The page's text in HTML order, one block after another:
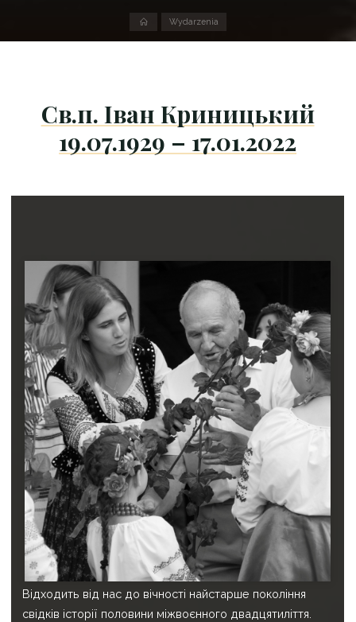
StronaWydarzenia
Св.п. Іван Криницький
19.07.1929 – 17.01.2022
Відходить від нас до вічності найстарше покоління
свідків історії половини міжвоєнного двадцятиліття.